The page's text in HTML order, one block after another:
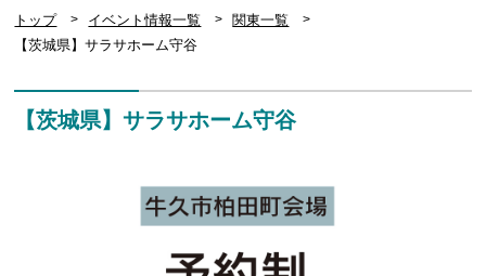
トップ イベント情報一覧
関東一覧
【茨城県】サラサホーム守谷
【茨城県】サラサホーム守谷